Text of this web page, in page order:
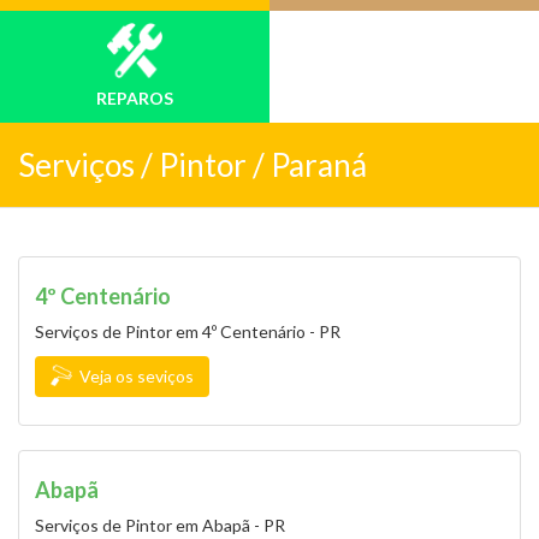
REPAROS
Serviços / Pintor / Paraná
4º Centenário
Serviços de Pintor em 4º Centenário - PR
Veja os seviços
Abapã
Serviços de Pintor em Abapã - PR